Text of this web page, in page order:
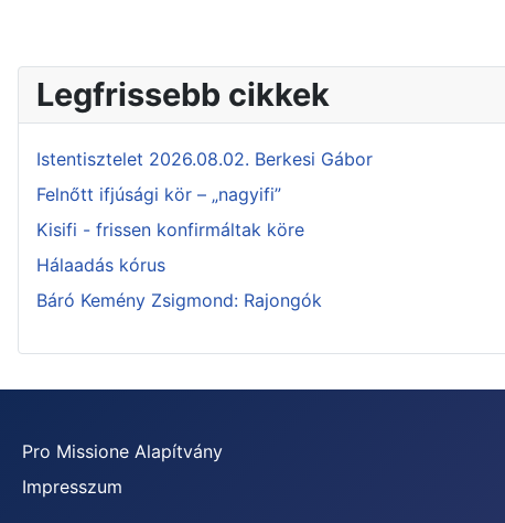
Legfrissebb cikkek
Istentisztelet 2026.08.02. Berkesi Gábor
Felnőtt ifjúsági kör – „nagyifi”
Kisifi - frissen konfirmáltak köre
Hálaadás kórus
Báró Kemény Zsigmond: Rajongók
Pro Missione Alapítvány
Impresszum